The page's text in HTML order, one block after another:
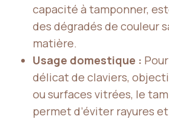
capacité à tamponner,
des dégradés de couleur
matière.
Usage domestique :
délicat de claviers,
ou surfaces vitrées, le
permet d’éviter rayures